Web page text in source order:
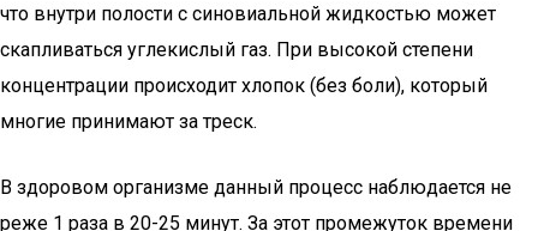
что внутри полости с синовиальной жидкостью может
скапливаться углекислый газ. При высокой степени
концентрации происходит хлопок (без боли), который
многие принимают за треск.
В здоровом организме данный процесс наблюдается не
реже 1 раза в 20-25 минут. За этот промежуток времени